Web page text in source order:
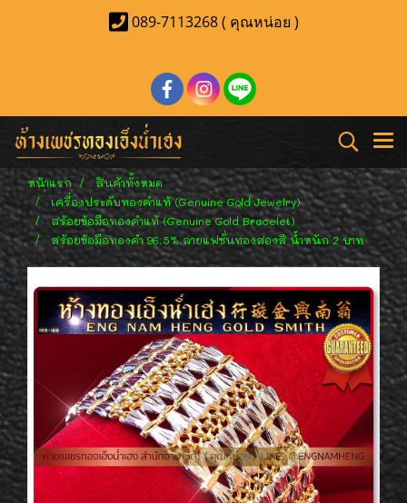
089-7113268 ( คุณหน่อย )
หน้าแรก
สินค้าทั้งหมด
เครื่องประดับทองคำแท้ (Genuine Gold Jewelry)
สร้อยข้อมือทองคำแท้ (Genuine Gold Bracelet)
สร้อยข้อมือทองคำ 96.5% ลายแฟชั่นทองสองสี น้ำหนัก 2 บาท